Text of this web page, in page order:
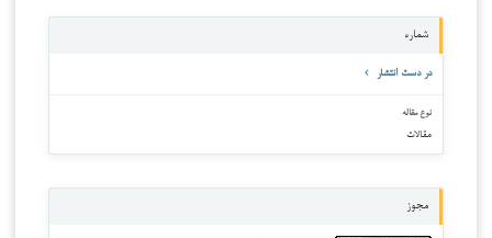
شماره
در دست انتشار
نوع مقاله
مقالات
مجوز